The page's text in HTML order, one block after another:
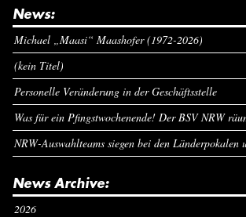
News:
Michael „Maasi“ Maashofer (1972-2026)
(kein Titel)
Personelle Veränderung in der Geschäftsstelle
News Archive:
2026